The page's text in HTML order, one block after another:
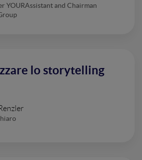
YOURAssistant and Chairman
lo storytelling